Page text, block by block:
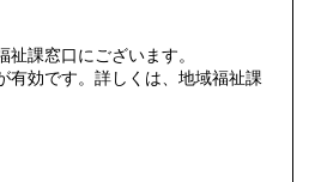
課窓口にございます。
有効です。詳しくは、地域福祉課